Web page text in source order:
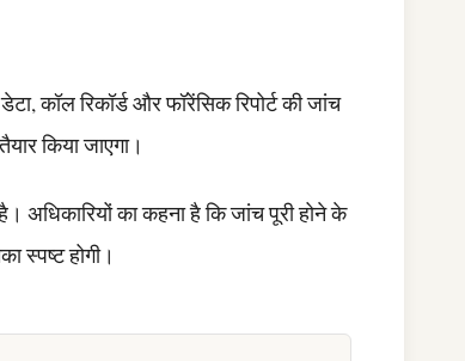
कॉल रिकॉर्ड और फॉरेंसिक रिपोर्ट की जांच
किया जाएगा।
अधिकारियों का कहना है कि जांच पूरी होने के
स्पष्ट होगी।